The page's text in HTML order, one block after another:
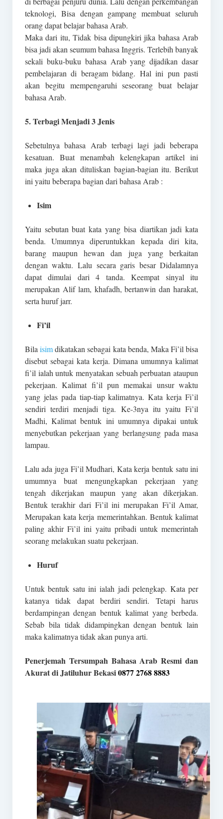
teknologi, Bisa dengan gampang membuat seluruh
orang dapat belajar bahasa Arab.
Maka dari itu, Tidak bisa dipungkiri jika bahasa Arab
bisa jadi akan seumum bahasa Inggris. Terlebih banyak
sekali buku-buku bahasa Arab yang dijadikan dasar
pembelajaran di beragam bidang. Hal ini pun pasti
akan begitu mempengaruhi seseorang buat belajar
bahasa Arab.
5. Terbagi Menjadi 3 Jenis
Sebetulnya bahasa Arab terbagi lagi jadi beberapa
kesatuan. Buat menambah kelengkapan artikel ini
maka juga akan dituliskan bagian-bagian itu. Berikut
ini yaitu beberapa bagian dari bahasa Arab :
Isim
Yaitu sebutan buat kata yang bisa diartikan jadi kata
benda. Umumnya diperuntukkan kepada diri kita,
barang maupun hewan dan juga yang berkaitan
dengan waktu. Lalu secara garis besar Didalamnya
dapat dimulai dari 4 tanda. Keempat sinyal itu
merupakan Alif lam, khafadh, bertanwin dan harakat,
serta huruf jarr.
Fi’il
Bila isimdikatakan sebagai kata benda, Maka Fi’il bisa
disebut sebagai kata kerja. Dimana umumnya kalimat
fi’il ialah untuk menyatakan sebuah perbuatan ataupun
pekerjaan. Kalimat fi’il pun memakai unsur waktu
yang jelas pada tiap-tiap kalimatnya. Kata kerja Fi’il
sendiri terdiri menjadi tiga. Ke-3nya itu yaitu Fi’il
Madhi, Kalimat bentuk ini umumnya dipakai untuk
menyebutkan pekerjaan yang berlangsung pada masa
lampau.
Lalu ada juga Fi’il Mudhari, Kata kerja bentuk satu ini
umumnya buat mengungkapkan pekerjaan yang
tengah dikerjakan maupun yang akan dikerjakan.
Bentuk terakhir dari Fi’il ini merupakan Fi’il Amar,
Merupakan kata kerja memerintahkan. Bentuk kalimat
paling akhir Fi’il ini yaitu pribadi untuk memerintah
seorang melakukan suatu pekerjaan.
Huruf
Untuk bentuk satu ini ialah jadi pelengkap. Kata per
katanya tidak dapat berdiri sendiri. Tetapi harus
berdampingan dengan bentuk kalimat yang berbeda.
Sebab bila tidak didampingkan dengan bentuk lain
maka kalimatnya tidak akan punya arti.
Penerjemah Tersumpah Bahasa Arab Resmi dan
Akurat di Jatiluhur Bekasi0877 2768 8883